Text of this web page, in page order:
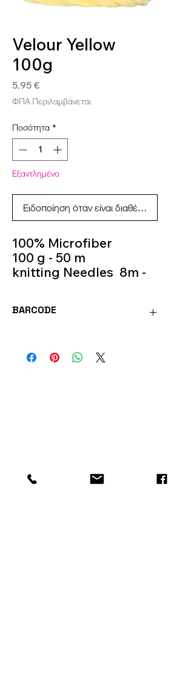
Velour Yellow
100g
5,95 €
ΦΠΑ Περιλαμβάνεται
Ποσότητα *
Εξαντλημένο
Ειδοποίηση όταν είναι διαθέσιμο
100% Microfiber
100 g - 50 m
knitting Needles 8m -
BARCODE